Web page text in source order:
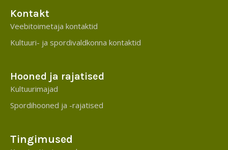
Kontakt
Veebitoimetaja kontaktid
Kultuuri- ja spordivaldkonna kontaktid
Hooned ja rajatised
Kultuurimajad
Spordihooned ja -rajatised
Tingimused